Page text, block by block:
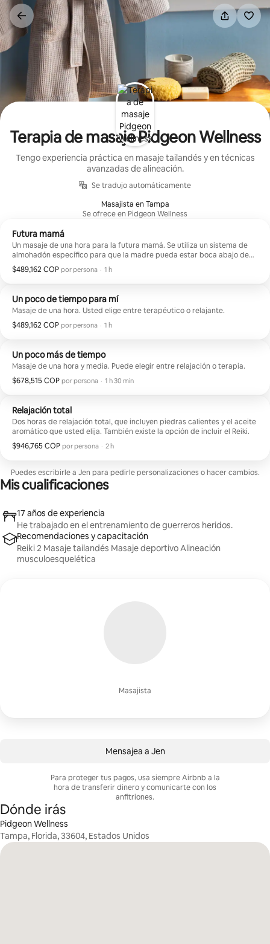
Omite
el
contenido
Terapia de masaje Pidgeon Wellness
Tengo experiencia práctica en masaje tailandés y en técnicas
avanzadas de alineación.
Se tradujo automáticamente
Masajista en Tampa
Se ofrece en Pidgeon Wellness
Futura mamá
Un masaje de una hora para la futura mamá. Se utiliza un sistema de
almohadón específico para que la madre pueda estar boca abajo de
forma cómoda y segura mientras recibe el masaje.
$489,162 COP por persona
$489,162 COP por huésped
, · 1 h
Un poco de tiempo para mí
Masaje de una hora. Usted elige entre terapéutico o relajante.
$489,162 COP por persona
$489,162 COP por huésped
, · 1 h
Un poco más de tiempo
Masaje de una hora y media. Puede elegir entre relajación o terapia.
$678,515 COP por persona
$678,515 COP por huésped
, · 1 h 30 min
Relajación total
Dos horas de relajación total, que incluyen piedras calientes y el aceite
aromático que usted elija. También existe la opción de incluir el Reiki.
$946,765 COP por persona
$946,765 COP por huésped
, · 2 h
Puedes escribirle a Jen para pedirle personalizaciones o hacer cambios.
Mis cualificaciones
Masajista
17 años de experiencia
He trabajado en el entrenamiento de guerreros heridos.
Recomendaciones y capacitación
Reiki 2 Masaje tailandés Masaje deportivo Alineación
musculoesquelética
Mensajea a Jen
Para proteger tus pagos, usa siempre Airbnb a la
hora de transferir dinero y comunicarte con los
anfitriones.
Dónde irás
Pidgeon Wellness
Tampa, Florida, 33604, Estados Unidos